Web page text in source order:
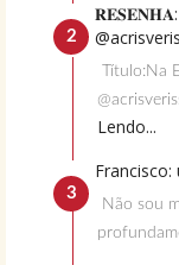
𝐑𝐄𝐒𝐄𝐍𝐇𝐀:
Título:Na
Lendo...
Não sou